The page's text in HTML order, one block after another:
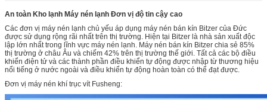
An toàn Kho lạnh Máy nén lạnh Đơn vị độ tin cậy cao
Các đơn vị máy nén lạnh chủ yếu áp dụng máy nén bán kín Bitzer của Đức
được sử dụng rộng rãi nhất trên thị trường. Hiện tại Bitzer là nhà sản xuất độc
lập lớn nhất trong lĩnh vực máy nén lạnh. Máy nén bán kín Bitzer chia sẻ 85%
thị trường ở châu Âu và chiếm 42% trên thị trường thế giới. Tất cả các bộ điều
khiển điện tử và các thành phần điều khiển tự động được nhập từ thương hiệu
nổi tiếng ở nước ngoài và điều khiển tự động hoàn toàn có thể đạt được.
Đơn vị máy nén khí trục vít Fusheng: